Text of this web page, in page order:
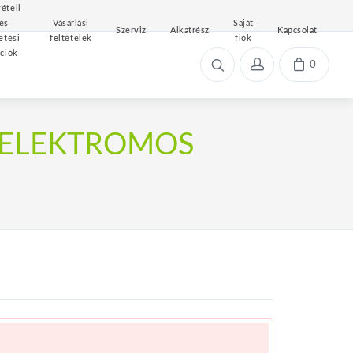
Vásárlási
feltételek
Szerviz Alkatrész
Saját
fiók
Kapcsolat
0